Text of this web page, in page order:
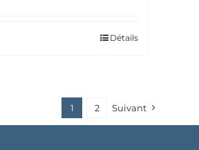
Détails
1 2 Suivant